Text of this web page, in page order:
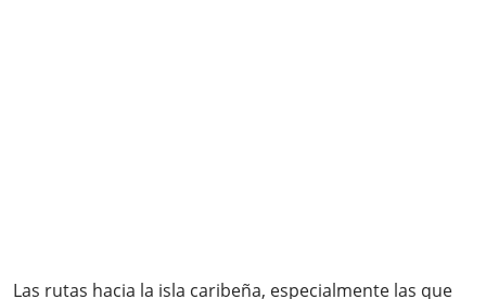
Las rutas hacia la isla caribeña, especialmente las que